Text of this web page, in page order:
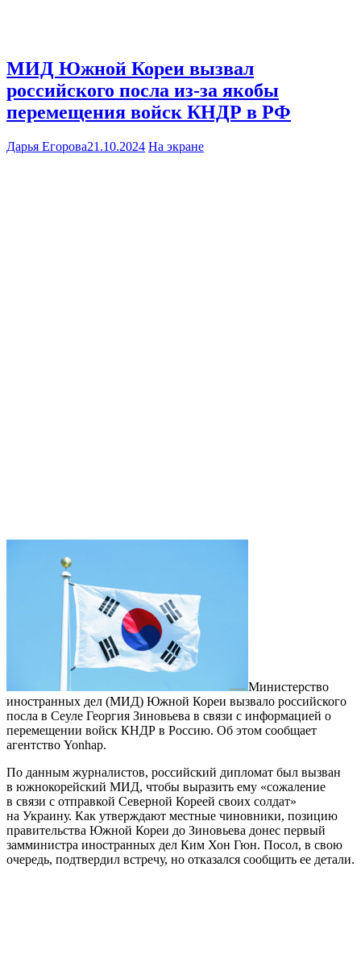
МИД Южной Кореи вызвал
российского посла из-за якобы
перемещения войск КНДР в РФ
Дарья Егорова21.10.2024 На экране
Министерство
иностранных дел (МИД) Южной Кореи вызвало российского
посла в Сеуле Георгия Зиновьева в связи с информацией о
перемещении войск КНДР в Россию. Об этом сообщает
агентство Yonhap.
По данным журналистов, российский дипломат был вызван
в южнокорейский МИД, чтобы выразить ему «сожаление
в связи с отправкой Северной Кореей своих солдат»
на Украину. Как утверждают местные чиновники, позицию
правительства Южной Кореи до Зиновьева донес первый
замминистра иностранных дел Ким Хон Гюн. Посол, в свою
очередь, подтвердил встречу, но отказался сообщить ее детали.